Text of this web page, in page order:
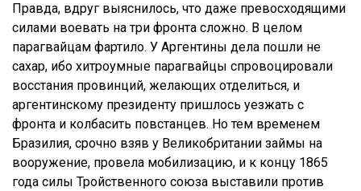
Правда, вдруг выяснилось, что даже превосходящими
силами воевать на три фронта сложно. В целом
парагвайцам фартило. У Аргентины дела пошли не
сахар, ибо хитроумные парагвайцы спровоцировали
восстания провинций, желающих отделиться, и
аргентинскому президенту пришлось уезжать с
фронта и колбасить повстанцев. Но тем временем
Бразилия, срочно взяв у Великобритании займы на
вооружение, провела мобилизацию, и к концу 1865
года силы Тройственного союза выставили против